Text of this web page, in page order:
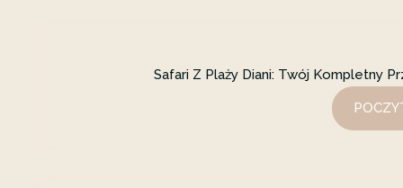
Safari Z Plaży Diani: Twój Kompletny